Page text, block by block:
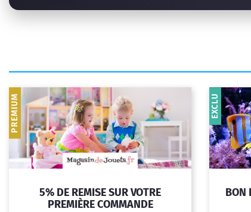
5% DE REMISE SUR VOTRE
PREMIÈRE COMMANDE
PREMIUM
BON
EXCLU